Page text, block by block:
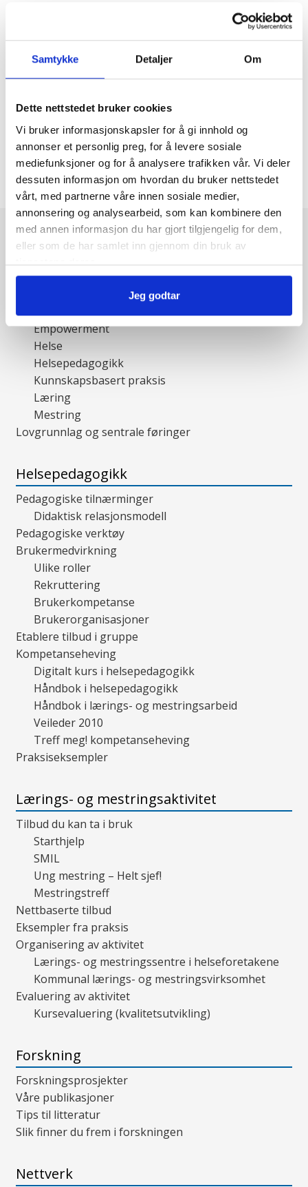
Samtykke Detaljer Om
Dette nettstedet bruker cookies
Vi bruker informasjonskapsler for å gi innhold og
annonser et personlig preg, for å levere sosiale
mediefunksjoner og for å analysere trafikken vår. Vi deler
dessuten informasjon om hvordan du bruker nettstedet
vårt, med partnerne våre innen sosiale medier,
annonsering og analysearbeid, som kan kombinere den
med annen informasjon du har gjort tilgjengelig for dem,
eller som de har samlet inn gjennom din bruk av
tjenestene deres.
Jeg godtar
Se opptak av webinar om helsekompetanse
Hva er læring og mestring
Sentrale begreper og teorier
Brukermedvirkning
Empowerment
Helse
Helsepedagogikk
Kunnskapsbasert praksis
Læring
Mestring
Lovgrunnlag og sentrale føringer
Helsepedagogikk
Pedagogiske tilnærminger
Didaktisk relasjonsmodell
Pedagogiske verktøy
Brukermedvirkning
Ulike roller
Rekruttering
Brukerkompetanse
Brukerorganisasjoner
Etablere tilbud i gruppe
Kompetanseheving
Digitalt kurs i helsepedagogikk
Håndbok i helsepedagogikk
Håndbok i lærings- og mestringsarbeid
Veileder 2010
Treff meg! kompetanseheving
Praksiseksempler
Lærings- og mestringsaktivitet
Tilbud du kan ta i bruk
Starthjelp
SMIL
Ung mestring – Helt sjef!
Mestringstreff
Nettbaserte tilbud
Eksempler fra praksis
Organisering av aktivitet
Lærings- og mestringssentre i helseforetakene
Kommunal lærings- og mestringsvirksomhet
Evaluering av aktivitet
Kursevaluering (kvalitetsutvikling)
Forskning
Forskningsprosjekter
Våre publikasjoner
Tips til litteratur
Slik finner du frem i forskningen
Nettverk